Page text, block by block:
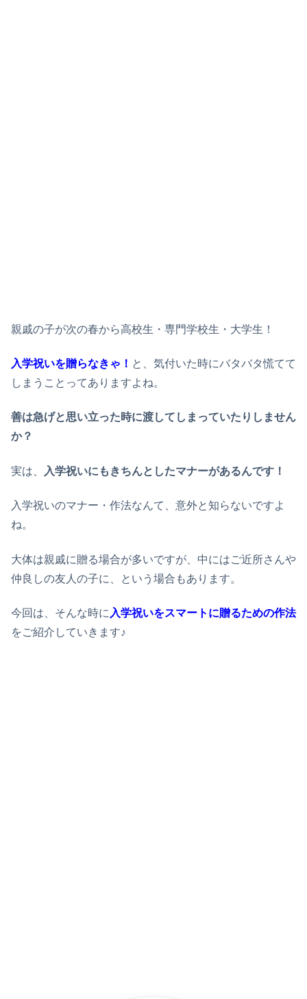
親戚の子が次の春から高校生・専門学校生・大学生！
入学祝いを贈らなきゃ！ と、気付いた時にバタバタ慌てて
しまうことってありますよね。
善は急げと思い立った時に渡してしまっていたりしません
か？
実は、 入学祝いにもきちんとしたマナーがあるんです！
入学祝いのマナー・作法なんて、意外と知らないですよ
ね。
大体は親戚に贈る場合が多いですが、中にはご近所さんや
仲良しの友人の子に、という場合もあります。
今回は、そんな時に 入学祝いをスマートに贈るための作法
をご紹介していきます♪